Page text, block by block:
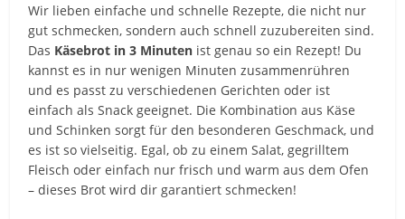
Wir lieben einfache und schnelle Rezepte, die nicht nur
gut schmecken, sondern auch schnell zuzubereiten sind.
Das Käsebrot in 3 Minuten ist genau so ein Rezept! Du
kannst es in nur wenigen Minuten zusammenrühren
und es passt zu verschiedenen Gerichten oder ist
einfach als Snack geeignet. Die Kombination aus Käse
und Schinken sorgt für den besonderen Geschmack, und
es ist so vielseitig. Egal, ob zu einem Salat, gegrilltem
Fleisch oder einfach nur frisch und warm aus dem Ofen
– dieses Brot wird dir garantiert schmecken!